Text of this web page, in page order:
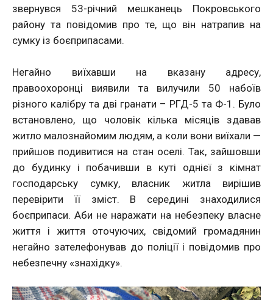
звернувся 53-річний мешканець Покровського
району та повідомив про те, що він натрапив на
сумку із боєприпасами.
Негайно виїхавши на вказану адресу,
правоохоронці виявили та вилучили 50 набоїв
різного калібру та дві гранати – РГД-5 та Ф-1. Було
встановлено, що чоловік кілька місяців здавав
житло малознайомим людям, а коли вони виїхали —
прийшов подивитися на стан оселі. Так, зайшовши
до будинку і побачивши в куті однієї з кімнат
господарську сумку, власник житла вирішив
перевірити її зміст. В середині знаходилися
боєприпаси. Аби не наражати на небезпеку власне
життя і життя оточуючих, свідомий громадянин
негайно зателефонував до поліції і повідомив про
небезпечну «знахідку».